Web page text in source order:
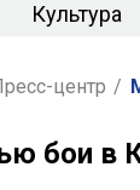
Культура
центр /
бои в